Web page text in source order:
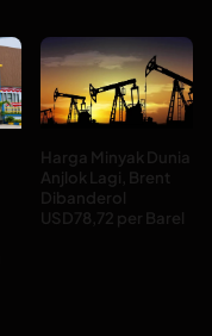
Harga Minyak Dunia
Anjlok Lagi, Brent
Dibanderol
USD78,72 per Barel